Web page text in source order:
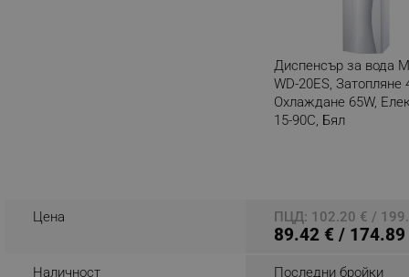
Диспенсър за вода
WD-20ES, Затопляне
Охлаждане 65W,
15-90C, Бял
Цена ПЦД: 102.20 € /
89.42 € / 174.89
Наличност Последни бройки
_nzm_id_92166-7699
_sgf_user_id
_sgf_session_id
_sgf_tracking
_sgf_delayed_actions,